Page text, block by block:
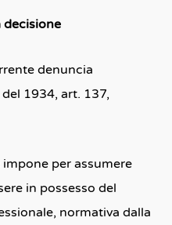
decisione
denuncia
1934, art. 137,
per assumere
in possesso del
normativa dalla